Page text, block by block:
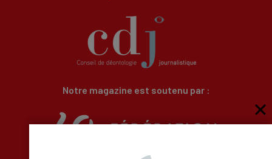
Notre magazine est soutenu par :